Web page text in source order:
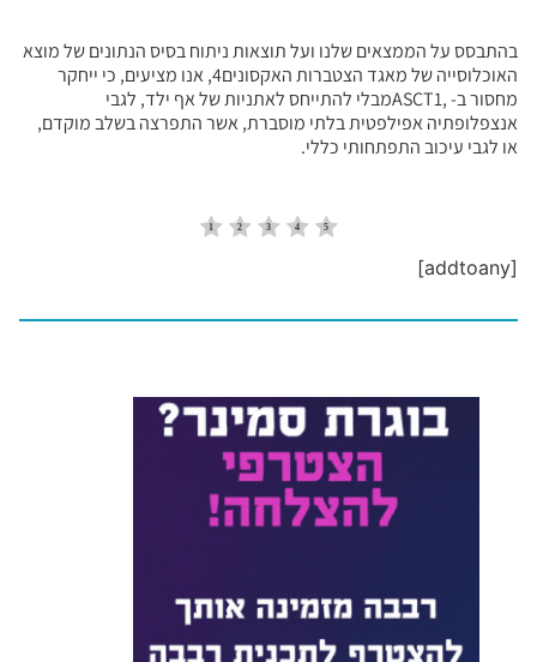
בהתבסס על הממצאים שלנו ועל תוצאות ניתוח בסיס הנתונים של מוצא
האוכלוסייה של מאגד הצטברות האקסונים4, אנו מציעים, כי ייחקר
מחסור ב- ,ASCT1מבלי להתייחס לאתניות של אף ילד, לגבי
אנצפלופתיה אפילפטית בלתי מוסברת, אשר התפרצה בשלב מוקדם,
או לגבי עיכוב התפתחותי כללי.
[addtoany]